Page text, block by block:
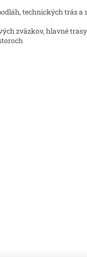
technických trás a
zväzkov, hlavné